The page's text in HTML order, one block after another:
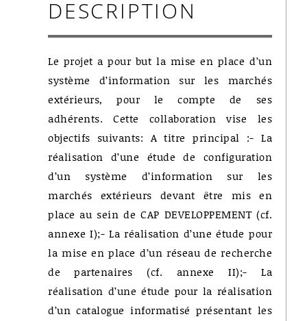
DESCRIPTION
Le projet a pour but la mise en place d’un
système d’information sur les marchés
extérieurs, pour le compte de ses
adhérents. Cette collaboration vise les
objectifs suivants: A titre principal :- La
réalisation d’une étude de configuration
d’un système d’information sur les
marchés extérieurs devant être mis en
place au sein de CAP DEVELOPPEMENT (cf.
annexe I);- La réalisation d’une étude pour
la mise en place d’un réseau de recherche
de partenaires (cf. annexe II);- La
réalisation d’une étude pour la réalisation
d’un catalogue informatisé présentant les